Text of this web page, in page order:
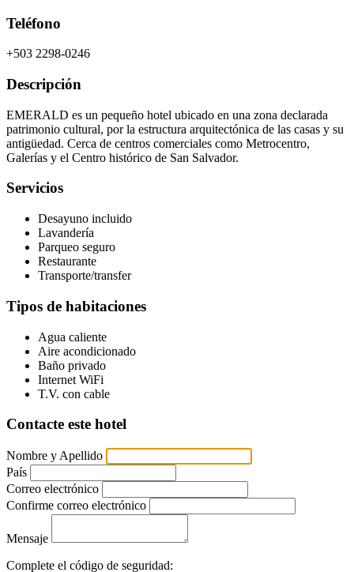
Teléfono
+503 2298-0246
Descripción
EMERALD es un pequeño hotel ubicado en una zona declarada
patrimonio cultural, por la estructura arquitectónica de las casas y su
antigüedad. Cerca de centros comerciales como Metrocentro,
Galerías y el Centro histórico de San Salvador.
Servicios
Desayuno incluido
Lavandería
Parqueo seguro
Restaurante
Transporte/transfer
Tipos de habitaciones
Agua caliente
Aire acondicionado
Baño privado
Internet WiFi
T.V. con cable
Contacte este hotel
Nombre y Apellido
País
Correo electrónico
Confirme correo electrónico
Mensaje
Complete el código de seguridad: